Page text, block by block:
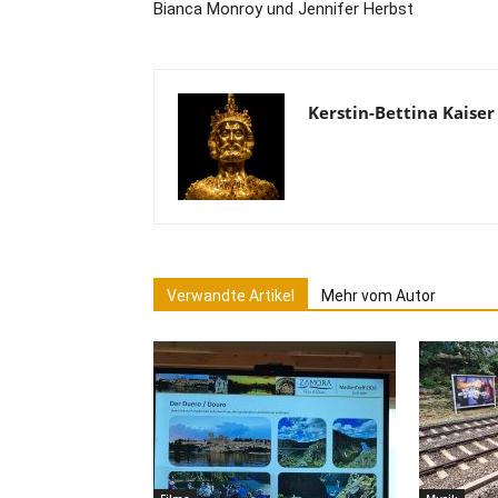
Bianca Monroy und Jennifer Herbst
Kerstin-Bettina Kaiser
Verwandte Artikel Mehr vom Autor